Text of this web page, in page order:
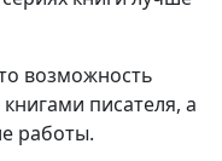
возможность
писателя, а
работы.